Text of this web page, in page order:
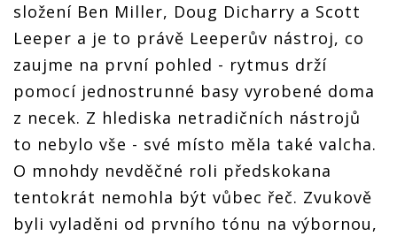
složení Ben Miller, Doug Dicharry a Scott
Leeper a je to právě Leeperův nástroj, co
zaujme na první pohled - rytmus drží
pomocí jednostrunné basy vyrobené doma
z necek. Z hlediska netradičních nástrojů
to nebylo vše - své místo měla také valcha.
O mnohdy nevděčné roli předskokana
tentokrát nemohla být vůbec řeč. Zvukově
byli vyladěni od prvního tónu na výbornou,